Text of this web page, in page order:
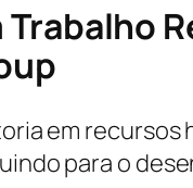
em
para o